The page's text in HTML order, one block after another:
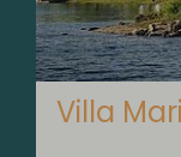
Villa